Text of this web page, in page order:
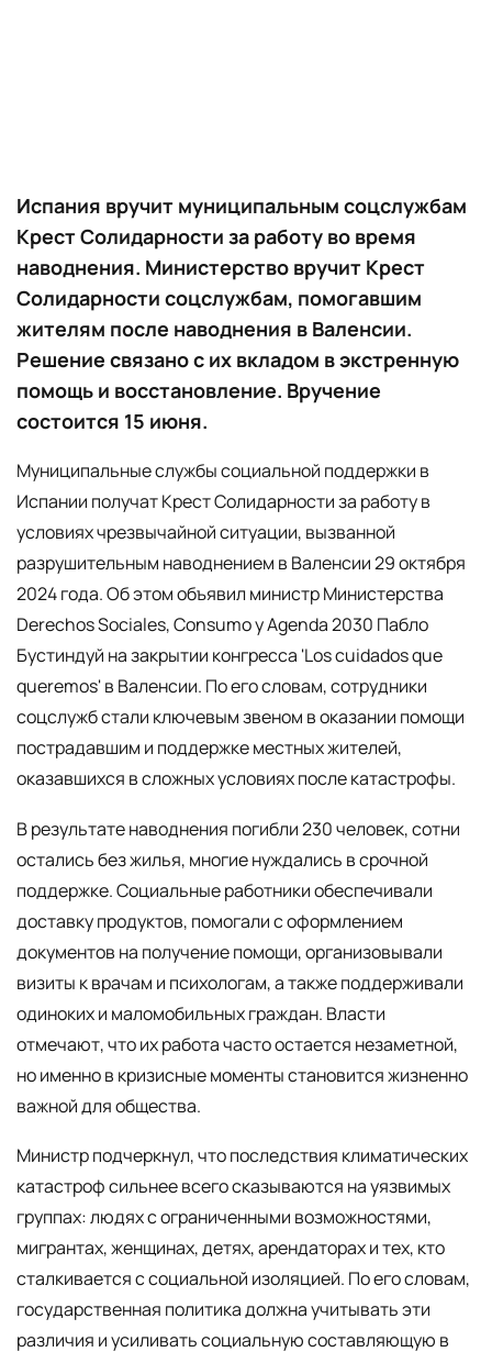
Испания вручит муниципальным соцслужбам
Крест Солидарности за работу во время
наводнения. Министерство вручит Крест
Солидарности соцслужбам, помогавшим
жителям после наводнения в Валенсии.
Решение связано с их вкладом в экстренную
помощь и восстановление. Вручение
состоится 15 июня.
Муниципальные службы социальной поддержки в
Испании получат Крест Солидарности за работу в
условиях чрезвычайной ситуации, вызванной
разрушительным наводнением в Валенсии 29 октября
2024 года. Об этом объявил министр Министерства
Derechos Sociales, Consumo y Agenda 2030 Пабло
Бустиндуй на закрытии конгресса 'Los cuidados que
queremos' в Валенсии. По его словам, сотрудники
соцслужб стали ключевым звеном в оказании помощи
пострадавшим и поддержке местных жителей,
оказавшихся в сложных условиях после катастрофы.
В результате наводнения погибли 230 человек, сотни
остались без жилья, многие нуждались в срочной
поддержке. Социальные работники обеспечивали
доставку продуктов, помогали с оформлением
документов на получение помощи, организовывали
визиты к врачам и психологам, а также поддерживали
одиноких и маломобильных граждан. Власти
отмечают, что их работа часто остается незаметной,
но именно в кризисные моменты становится жизненно
важной для общества.
Министр подчеркнул, что последствия климатических
катастроф сильнее всего сказываются на уязвимых
группах: людях с ограниченными возможностями,
мигрантах, женщинах, детях, арендаторах и тех, кто
сталкивается с социальной изоляцией. По его словам,
государственная политика должна учитывать эти
различия и усиливать социальную составляющую в